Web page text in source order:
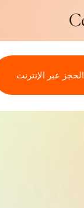
الحجز عبر الإنترنت